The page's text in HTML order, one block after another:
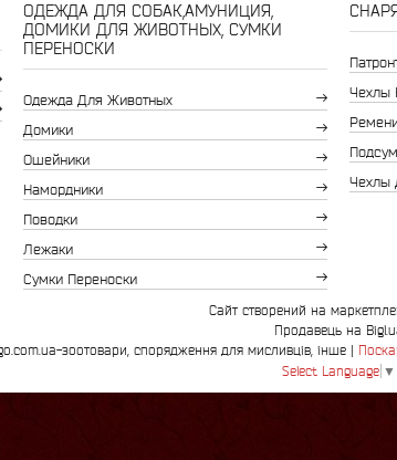
ОДЕЖДА ДЛЯ СОБАК,АМУНИЦИЯ,
ДОМИКИ ДЛЯ ЖИВОТНЫХ, СУМКИ
ПЕРЕНОСКИ
Одежда Для Животных
Домики
Ошейники
Намордники
Поводки
Лежаки
Сумки Переноски
Чехлы
Чехлы
Сайт створений на
Продавець на
Select Language ▼